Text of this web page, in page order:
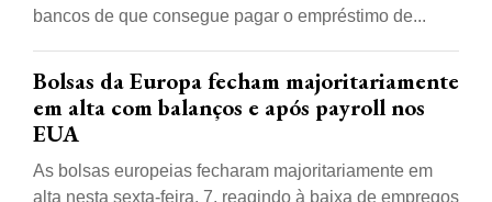
bancos de que consegue pagar o empréstimo de...
Bolsas da Europa fecham majoritariamente
em alta com balanços e após payroll nos
EUA
As bolsas europeias fecharam majoritariamente em
alta nesta sexta-feira, 7, reagindo à baixa de empregos